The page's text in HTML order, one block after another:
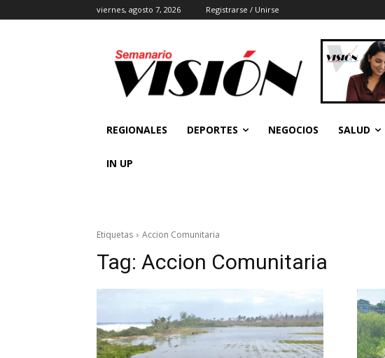
viernes, agosto 7, 2026 Registrarse / Unirse
REGIONALES DEPORTES NEGOCIOS SALUD
IN UP
Etiquetas Accion Comunitaria
Tag: Accion Comunitaria